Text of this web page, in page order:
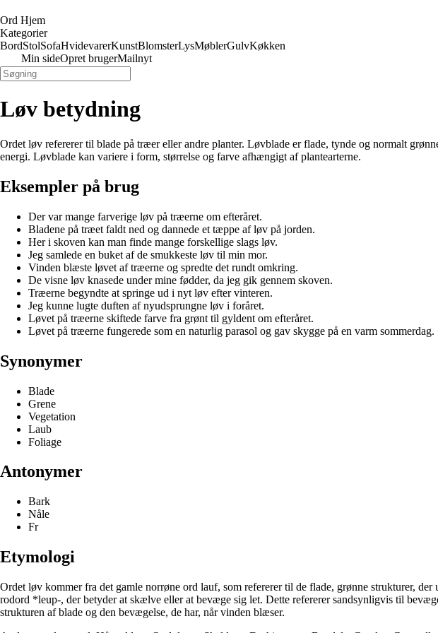
Ord Hjem
Kategorier
BordStolSofaHvidevarerKunstBlomsterLysMøblerGulvKøkken
Min sideOpret brugerMailnyt
Løv betydning
Ordet løv refererer til blade på træer eller andre planter. Løvblade er flade, tynde og normalt
energi. Løvblade kan variere i form, størrelse og farve afhængigt af plantearterne.
Eksempler på brug
Der var mange farverige løv på træerne om efteråret.
Bladene på træet faldt ned og dannede et tæppe af løv på jorden.
Her i skoven kan man finde mange forskellige slags løv.
Jeg samlede en buket af de smukkeste løv til min mor.
Vinden blæste løvet af træerne og spredte det rundt omkring.
De visne løv knasede under mine fødder, da jeg gik gennem skoven.
Træerne begyndte at springe ud i nyt løv efter vinteren.
Jeg kunne lugte duften af nyudsprungne løv i foråret.
Løvet på træerne skiftede farve fra grønt til gyldent om efteråret.
Løvet på træerne fungerede som en naturlig parasol og gav skygge på en varm sommerdag.
Synonymer
Blade
Grene
Vegetation
Laub
Foliage
Antonymer
Bark
Nåle
Fr
Etymologi
Ordet løv kommer fra det gamle norrøne ord lauf, som refererer til de flade, grønne strukturer,
rodord *leup-, der betyder at skælve eller at bevæge sig let. Dette refererer sandsynligvis til
strukturen af blade og den bevægelse, de har, når vinden blæser.